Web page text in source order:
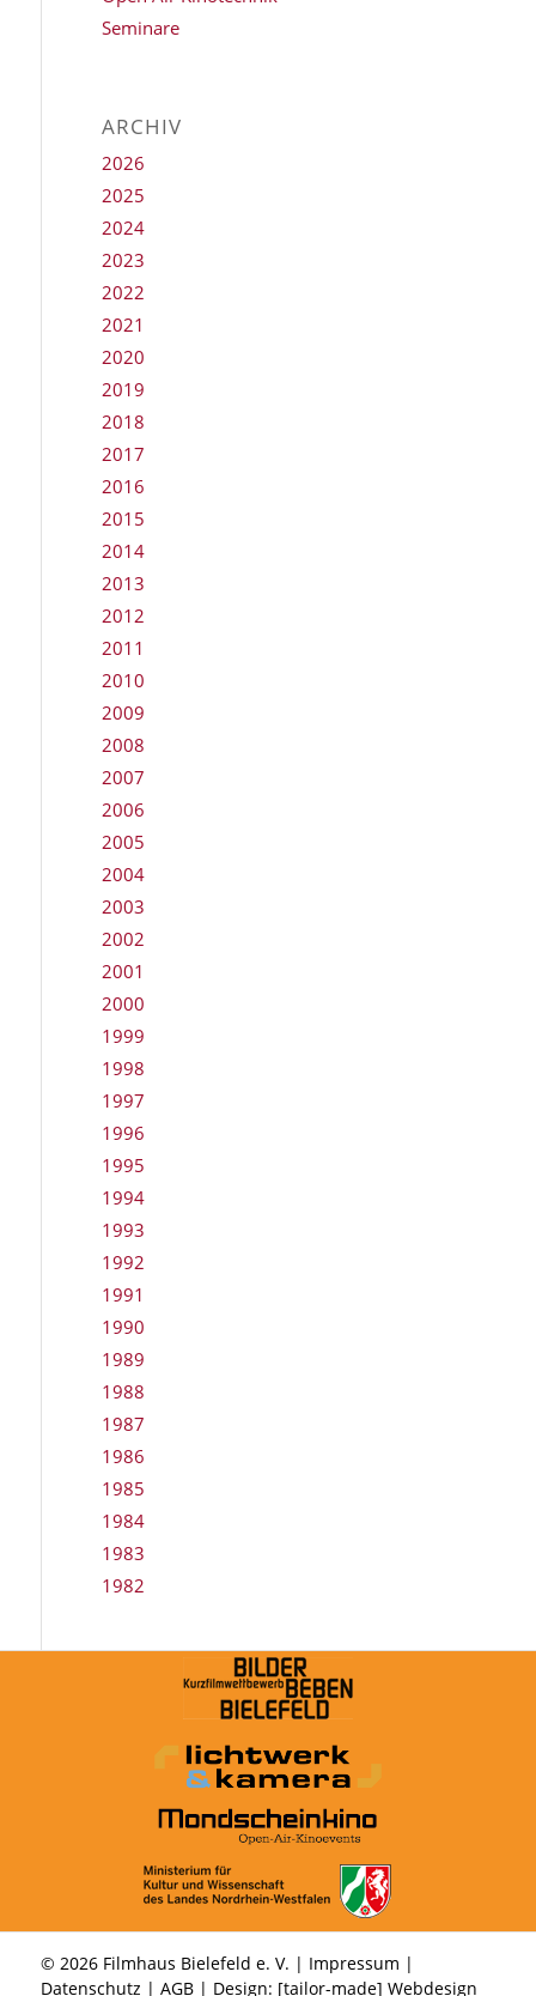
Seminare
ARCHIV
2026
2025
2024
2023
2022
2021
2020
2019
2018
2017
2016
2015
2014
2013
2012
2011
2010
2009
2008
2007
2006
2005
2004
2003
2002
2001
2000
1999
1998
1997
1996
1995
1994
1993
1992
1991
1990
1989
1988
1987
1986
1985
1984
1983
1982
© 2026 Filmhaus Bielefeld e. V. | Impressum |
Datenschutz | AGB| Design: [tailor-made] Webdesign